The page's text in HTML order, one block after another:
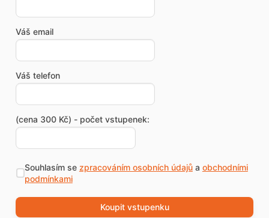
Váš email
Váš telefon
(cena 300 Kč) - počet vstupenek:
Souhlasím se zpracováním osobních údajůa obchodními
podmínkami
Koupit vstupenku